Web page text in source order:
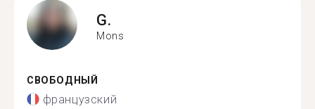
G.
Mons
СВОБОДНЫЙ
французский